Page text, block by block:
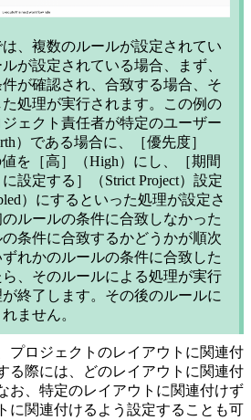
、複数のルールが設定されてい
が設定されている場合、まず、
が確認され、合致する場合、そ
処理が実行されます。この例の
ェクト責任者が特定のユーザー
）である場合に、［優先度］
値を［高］（High）にし、［期間
設定する］（Strict Project）設定
）にするといった処理が設定さ
ルールの条件に合致しなかった
条件に合致するかどうかが順次
れかのルールの条件に合致した
、そのルールによる処理が実行
終了します。その後のルールに
ません。
プロジェクトのレイアウトに関連付
る際には、どのレイアウトに関連付
お、特定のレイアウトに関連付けず
に関連付けるよう設定することも可